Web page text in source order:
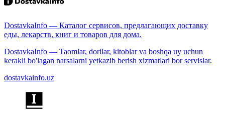
DostavkaInfo — Каталог сервисов, предлагающих доставку
еды, лекарств, книг и товаров для дома.
DostavkaInfo — Taomlar, dorilar, kitoblar va boshqa uy uchun
kerakli bo'lagan narsalarni yetkazib berish xizmatlari bor servislar.
dostavkainfo.uz